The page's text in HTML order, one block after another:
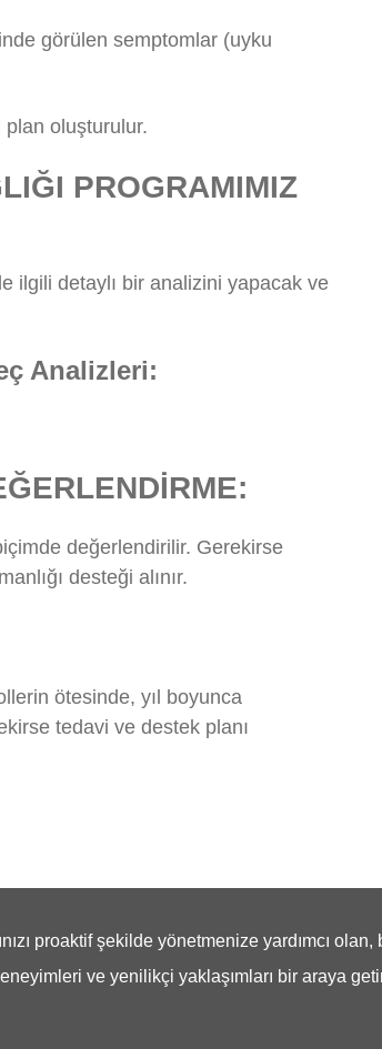
görülen semptomlar (uyku
oluşturulur.
PROGRAMIMIZ
ilgili detaylı bir analizini yapacak ve
Analizleri:
değerlendirilir. Gerekirse
desteği alınır.
ötesinde, yıl boyunca
tedavi ve destek planı
proaktif şekilde yönetmenize yardımcı olan,
ve yenilikçi yaklaşımları bir araya